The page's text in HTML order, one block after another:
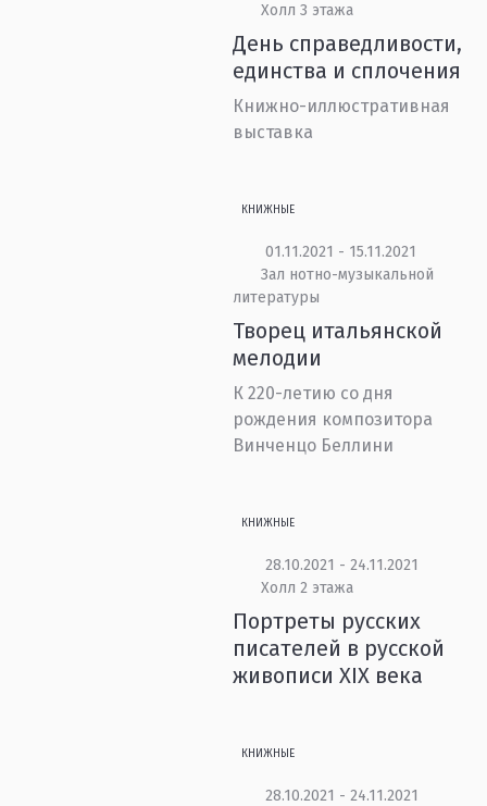
Холл 3 этажа
День справедливости,
единства и сплочения
Книжно-иллюстративная
выставка
КНИЖНЫЕ
01.11.2021 - 15.11.2021
Зал нотно-музыкальной
литературы
Творец итальянской
мелодии
К 220-летию со дня
рождения композитора
Винченцо Беллини
КНИЖНЫЕ
28.10.2021 - 24.11.2021
Холл 2 этажа
Портреты русских
писателей в русской
живописи XIX века
КНИЖНЫЕ
28.10.2021 - 24.11.2021